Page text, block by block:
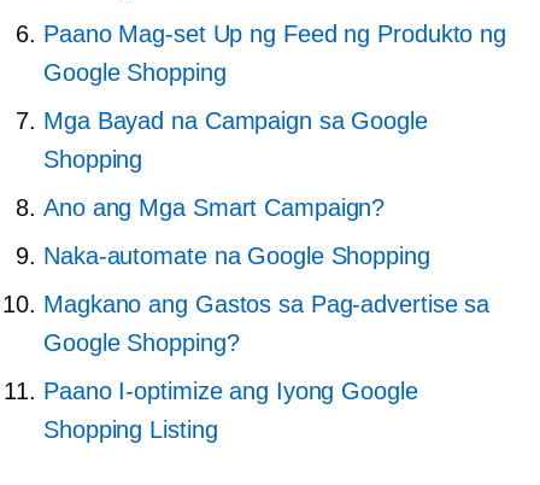
Paano Mag-set Up ng Feed ng Produkto ng
Google Shopping
Mga Bayad na Campaign sa Google
Shopping
Ano ang Mga Smart Campaign?
Naka-automate na Google Shopping
Magkano ang Gastos sa Pag-advertise sa
Google Shopping?
Paano I-optimize ang Iyong Google
Shopping Listing